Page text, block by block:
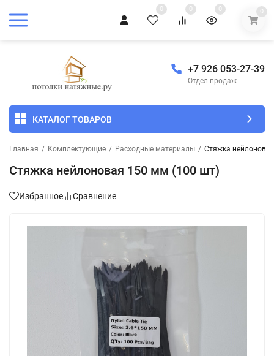
0 0 0 0
+7 926 053-27-39
Отдел продаж
КАТАЛОГ ТОВАРОВ
Главная / Комплектующие / Расходные материалы / Стяжка
Стяжка нейлоновая 150 мм (100 шт)
Избранное Сравнение